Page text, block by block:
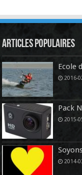
Articles Populaires
Ecole
2016-
Pack
2015-
2014-